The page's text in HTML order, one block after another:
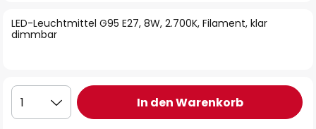
LED-Leuchtmittel G95 E27, 8W, 2.700K, Filament, klar
dimmbar
1 In den Warenkorb